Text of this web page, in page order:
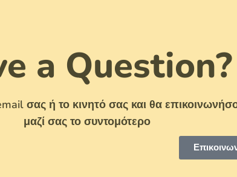
a Question?
σας ή το κινητό σας και θα
μαζί σας το συντομότερο